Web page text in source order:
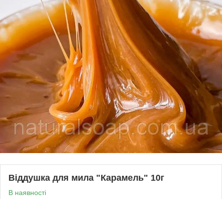
Віддушка для мила "Карамель" 10г
В наявності